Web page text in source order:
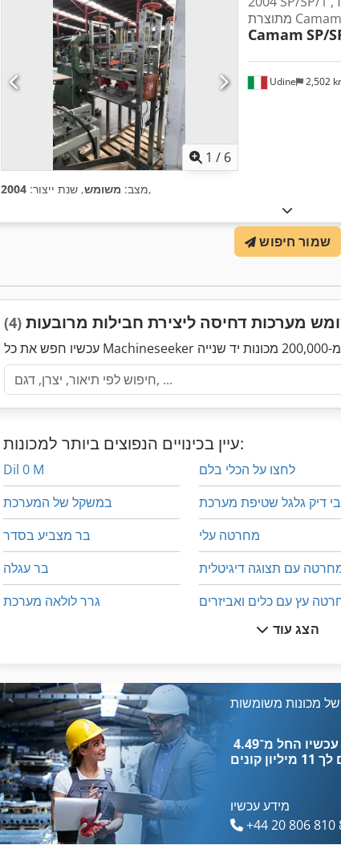
1 / 6
Udine 2,502
מתוצרת Camam
Camam SP/
מצב: משומש, שנת ייצור: 2004 ,
שמור חיפוש
מערכות דחיסה ליצירת חבילות מרובעות (4)
עיין בכינויים הנפוצים ביותר למכונות:
Dil 0 M
במשקל של המערכת
בר מצביע בסדר
בר עגלה
גרר לולאה מערכת
יד ידית מכונת
לחץ על מסגרת
לחצו על הכלי בלם
דיק גלגל שטיפת מערכת
מחרטה עלי
עם תצוגה דיגיטלית
עץ עם כלים ואביזרים
את מרחמת על המדפים
מערכת הבלמים
הצג עוד
של מכונות משומשות
לך 11 מיליון קונים
מידע עכשיו
+44 20 806 810